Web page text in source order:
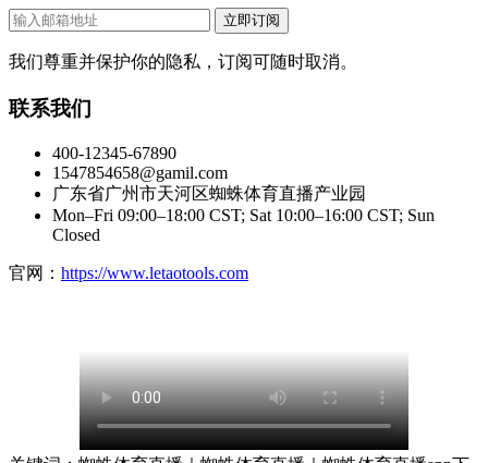
立即订阅
我们尊重并保护你的隐私，订阅可随时取消。
联系我们
400-12345-67890
1547854658@gamil.com
广东省广州市天河区蜘蛛体育直播产业园
Mon–Fri 09:00–18:00 CST; Sat 10:00–16:00 CST; Sun
Closed
官网： https://www.letaotools.com